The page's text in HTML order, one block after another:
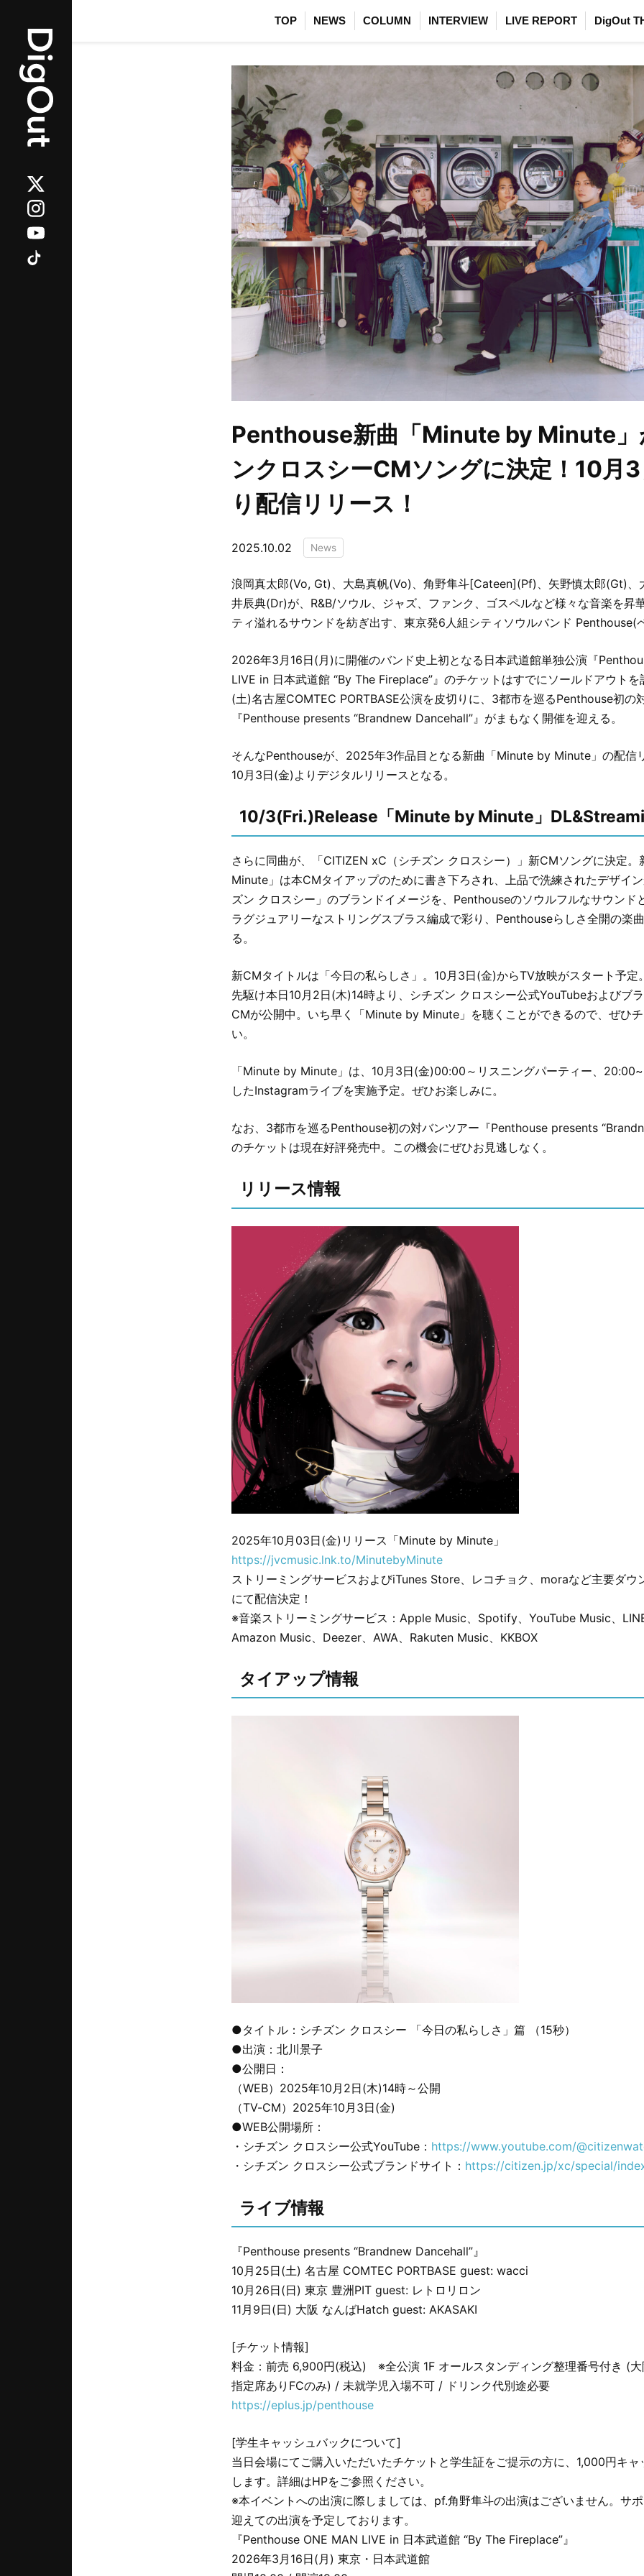
TOP NEWS COLUMN INTERVIEW LIVE REPORT DigOut
Penthouse新曲「Minute by Minute」
ンクロスシーCMソングに決定！10月
り配信リリース！
2025.10.02 News
浪岡真太郎(Vo, Gt)、大島真帆(Vo)、角野隼斗[Cateen](Pf)、矢野慎太郎(Gt)、
井辰典(Dr)が、R&B/ソウル、ジャズ、ファンク、ゴスペルなど様々な音楽を昇
ティ溢れるサウンドを紡ぎ出す、東京発6人組シティソウルバンド Penthouse(
2026年3月16日(月)に開催のバンド史上初となる日本武道館単独公演『
LIVE in 日本武道館 “By The Fireplace”』のチケットはすでにソールドアウトを
(土)名古屋COMTEC PORTBASE公演を皮切りに、3都市を巡るPenthouse初の
『Penthouse presents “Brandnew Dancehall”』がまもなく開催を迎える。
そんなPenthouseが、2025年3作品目となる新曲「Minute by Minute」の配信
10月3日(金)よりデジタルリリースとなる。
10/3(Fri.)Release「Minute by Minute」
さらに同曲が、「CITIZEN xC（シチズン クロスシー）」新CMソングに決定
Minute」は本CMタイアップのために書き下ろされ、上品で洗練されたデザイ
ズン クロスシー」のブランドイメージを、Penthouseのソウルフルなサウンド
ラグジュアリーなストリングスブラス編成で彩り、Penthouseらしさ全開の楽
る。
新CMタイトルは「今日の私らしさ」。10月3日(金)からTV放映がスタート予定
先駆け本日10月2日(木)14時より、シチズン クロスシー公式YouTubeおよびブ
CMが公開中。いち早く「Minute by Minute」を聴くことができるので、ぜひ
い。
「Minute by Minute」は、10月3日(金)00:00～リスニングパーティー、
したInstagramライブを実施予定。ぜひお楽しみに。
なお、3都市を巡るPenthouse初の対バンツアー『Penthouse presents
のチケットは現在好評発売中。この機会にぜひお見逃しなく。
リリース情報
2025年10月03日(金)リリース「Minute by Minute」
https://jvcmusic.lnk.to/MinutebyMinute
ストリーミングサービスおよびiTunes Store、レコチョク、moraなど主要ダウ
にて配信決定！
※音楽ストリーミングサービス：Apple Music、Spotify、YouTube Music、
Amazon Music、Deezer、AWA、Rakuten Music、KKBOX
タイアップ情報
●タイトル：シチズン クロスシー 「今日の私らしさ」篇 （15秒）
●出演：北川景子
●公開日：
（WEB）2025年10月2日(木)14時～公開
（TV-CM）2025年10月3日(金)
●WEB公開場所：
・シチズン クロスシー公式YouTube： https://www.youtube.com/
・シチズン クロスシー公式ブランドサイト： https://citizen.jp/xc/special/
ライブ情報
『Penthouse presents “Brandnew Dancehall”』
10月25日(土) 名古屋 COMTEC PORTBASE guest: wacci
10月26日(日) 東京 豊洲PIT guest: レトロリロン
11月9日(日) 大阪 なんばHatch guest: AKASAKI
[チケット情報]
料金：前売 6,900円(税込) ※全公演 1F オールスタンディング整理番号付き (
指定席ありFCのみ) / 未就学児入場不可 / ドリンク代別途必要
https://eplus.jp/penthouse
[学生キャッシュバックについて]
当日会場にてご購入いただいたチケットと学生証をご提示の方に、1,000円キャ
します。詳細はHPをご参照ください。
※本イベントへの出演に際しましては、pf.角野隼斗の出演はございません。サ
迎えての出演を予定しております。
『Penthouse ONE MAN LIVE in 日本武道館 “By The Fireplace”』
2026年3⽉16⽇(月) 東京・日本武道館